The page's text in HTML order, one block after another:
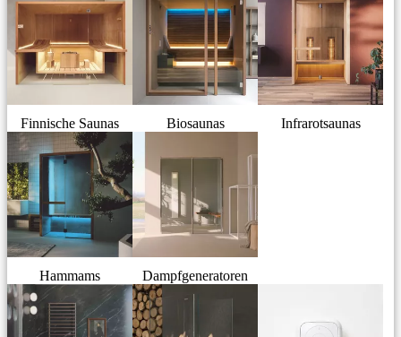
Finnische Saunas Biosaunas Infrarotsaunas
Hammams Dampfgeneratoren